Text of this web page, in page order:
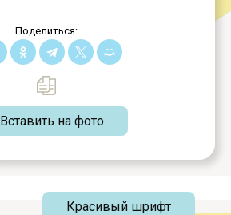
Поделиться:
Вставить на фото
Красивый шрифт